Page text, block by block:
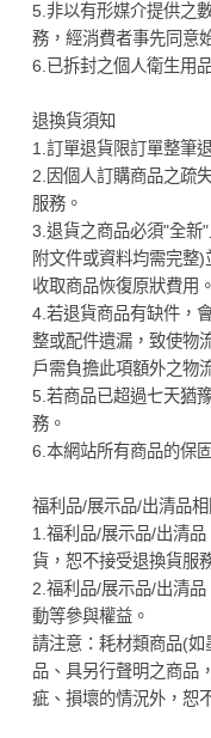
5.非以有形媒介提供之
務，經消費者事先同意
6.已拆封之個人衛生用
退換貨須知
1.訂單退貨限訂單整筆
2.因個人訂購商品之疏
服務。
3.退貨之商品必須"全新
附文件或資料均需完整
收取商品恢復原狀費用。
4.若退貨商品有缺件，
整或配件遺漏，致使物
戶需負擔此項額外之物
5.若商品已超過七天猶
務。
6.本網站所有商品的保
福利品/展示品/出清品
1.福利品/展示品/出清
貨，恕不接受退換貨服
2.福利品/展示品/出清
動等參與權益。
請注意：耗材類商品(
品、具另行聲明之商品
疵、損壞的情況外，恕